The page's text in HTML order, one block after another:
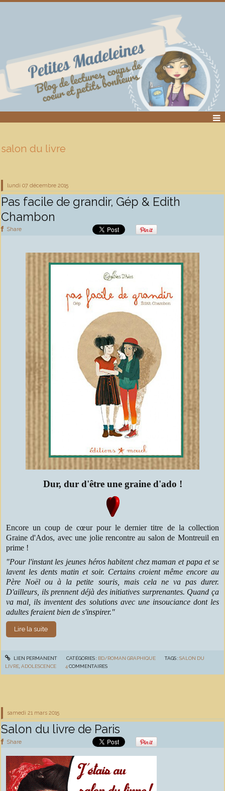
salon du livre
lundi 07 décembre 2015
Pas facile de grandir, Gép & Edith
Chambon
Share
Dur, dur d'être une graine d'ado !
Encore un coup de cœur pour le dernier titre de la collection
Graine d'Ados, avec une jolie rencontre au salon de Montreuil en
prime !
"Pour l'instant les jeunes héros habitent chez maman et papa et se
lavent les dents matin et soir. Certains croient même encore au
Père Noël ou à la petite souris, mais cela ne va pas durer.
D'ailleurs, ils prennent déjà des initiatives surprenantes. Quand ça
va mal, ils inventent des solutions avec une insouciance dont les
adultes feraient bien de s'inspirer."
Lire la suite
LIEN PERMANENT CATÉGORIES : BD/ROMAN GRAPHIQUE TAGS :SALON DU
LIVRE ,ADOLESCENCE 4 COMMENTAIRES
samedi 21 mars 2015
Salon du livre de Paris
Share